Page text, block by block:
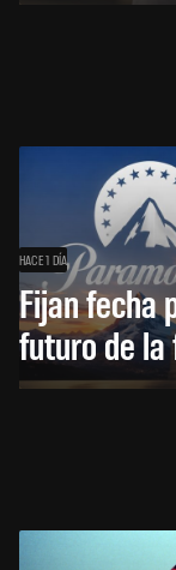
HACE 1 DÍA
Fijan fecha
futuro de la